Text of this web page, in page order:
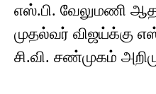
எஸ்.பி. வேலுமணி
முதல்வர் விஜய்க்கு
சி.வி. சண்முகம்